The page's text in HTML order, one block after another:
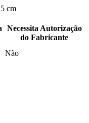
cm
Necessita Autorização
do Fabricante
Não